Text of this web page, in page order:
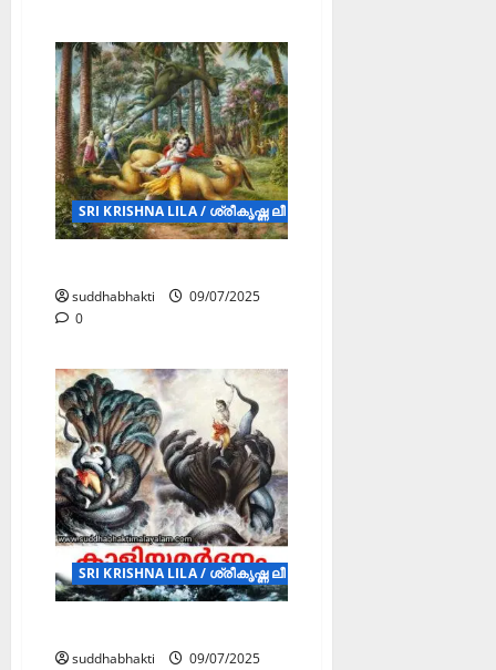
SRI KRISHNA LILA / ശ്രീകൃഷ്ണ ലീല (STORY)
suddhabhakti
09/07/2025
0
SRI KRISHNA LILA / ശ്രീകൃഷ്ണ ലീല (STORY)
suddhabhakti
09/07/2025